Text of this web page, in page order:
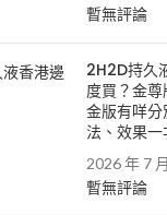
暫無評論
2H2D持久
度買？金
金版有咩分
法、效果
2026 年 7
暫無評論